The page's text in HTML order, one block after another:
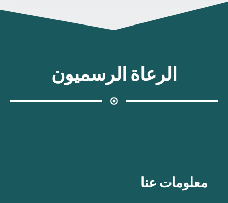
الرعاة الرسميون
معلومات عنا